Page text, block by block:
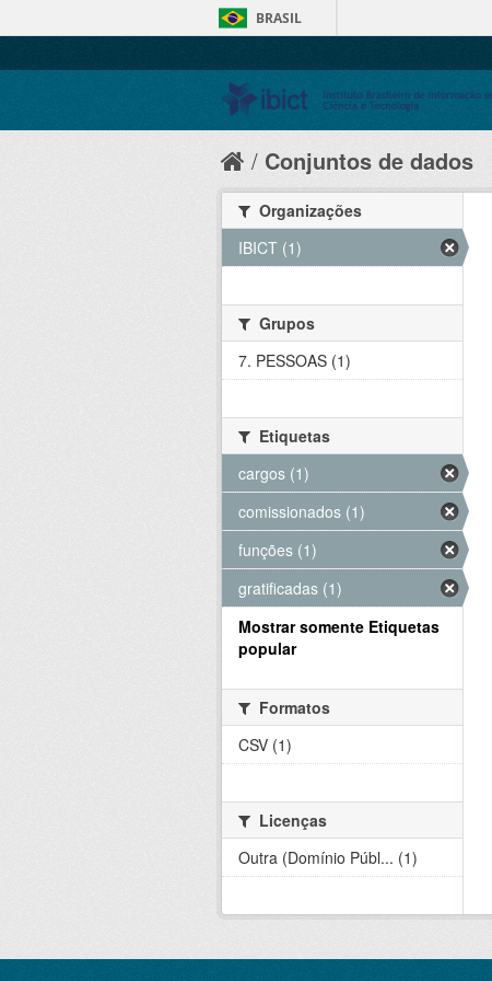
BRASIL
Conjuntos de dados
Organizações
IBICT (1)
Grupos
7. PESSOAS (1)
Etiquetas
cargos (1)
comissionados (1)
funções (1)
gratificadas (1)
Mostrar somente Etiquetas
popular
Formatos
CSV (1)
Licenças
Outra (Domínio Públ... (1)